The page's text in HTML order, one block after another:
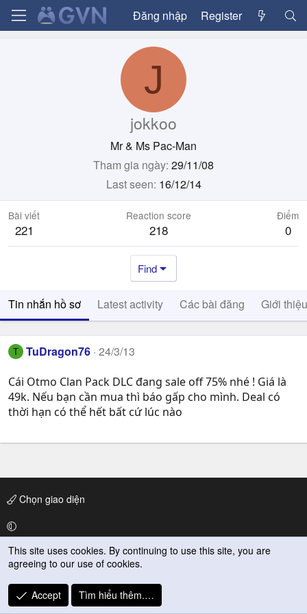
Đăng nhập Register
J
jokkoo
Mr & Ms Pac-Man
Tham gia ngày 29/11/08
Last seen 16/12/14
Bài viết
221
Reaction score
218
Điểm
0
Find
Tin nhắn hồ sơ Latest activity Các bài đăng Giới thiệu
T TuDragon76 24/3/13
Cái Otmo Clan Pack DLC đang sale off 75% nhé ! Giá là
49k. Nếu bạn cần mua thì báo gấp cho mình. Deal có
thời hạn có thể hết bất cứ lúc nào
Chọn giao diện
Liên hệ
Privacy Policy
This site uses cookies. By continuing to use this site, you are
agreeing to our use of cookies.
Accept Tìm hiểu thêm.…